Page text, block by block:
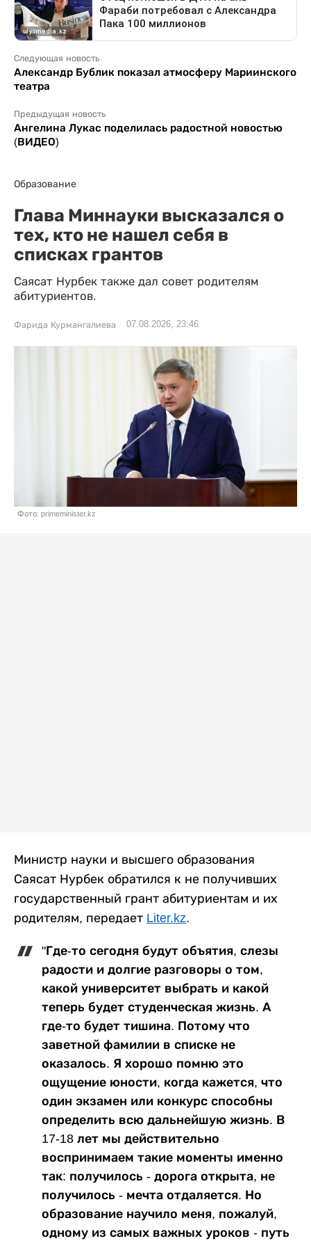
Следующая новость
Александр Бублик показал атмосферу Мариинского
театра
Предыдущая новость
Ангелина Лукас поделилась радостной новостью
(ВИДЕО)
Образование
Глава Миннауки высказался о
тех, кто не нашел себя в
списках грантов
Саясат Нурбек также дал совет родителям
абитуриентов.
Фарида Курмангалиева 07.08.2026, 23:46
Фото: primeminister.kz
Министр науки и высшего образования
Саясат Нурбек обратился к не получивших
государственный грант абитуриентам и их
родителям, передает Liter.kz.
"Где-то сегодня будут объятия, слезы
радости и долгие разговоры о том,
какой университет выбрать и какой
теперь будет студенческая жизнь. А
где-то будет тишина. Потому что
заветной фамилии в списке не
оказалось. Я хорошо помню это
ощущение юности, когда кажется, что
один экзамен или конкурс способны
определить всю дальнейшую жизнь. В
17-18 лет мы действительно
воспринимаем такие моменты именно
так: получилось - дорога открыта, не
получилось - мечта отдаляется. Но
образование научило меня, пожалуй,
одному из самых важных уроков - путь